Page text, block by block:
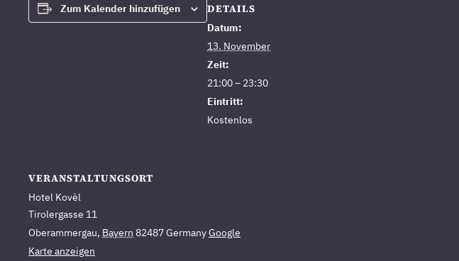
Zum Kalender hinzufügen DETAILS
Datum:
13. November
Zeit:
21:00 – 23:30
Eintritt:
Kostenlos
VERANSTALTUNGSORT
Hotel Kovèl
Tirolergasse 11
Oberammergau, Bayern 82487GermanyGoogle
Karte anzeigen